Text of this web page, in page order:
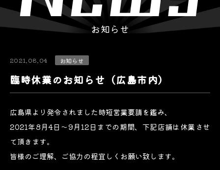
お知らせ
2021.08.04 お知らせ
臨時休業のお知らせ（広島市内）
広島県より発令されました時短営業要請を鑑み、
2021年8月4日～9月12日までの期間、下記店舗は休業させ
て頂きます。
皆様のご理解、ご協力の程宜しくお願い致します。